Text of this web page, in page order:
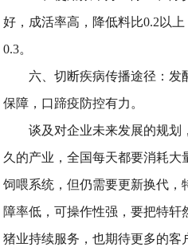
好，成活率高，降低料比0.2以
0.3。
六、切断疾病传播途径：发
保障，口蹄疫防控有力。
谈及对企业未来发展的规划
久的产业，全国每天都要消耗大
饲喂系统，但仍需要更新换代，
障率低，可操作性强，要把特
猪业持续服务，也期待更多的客